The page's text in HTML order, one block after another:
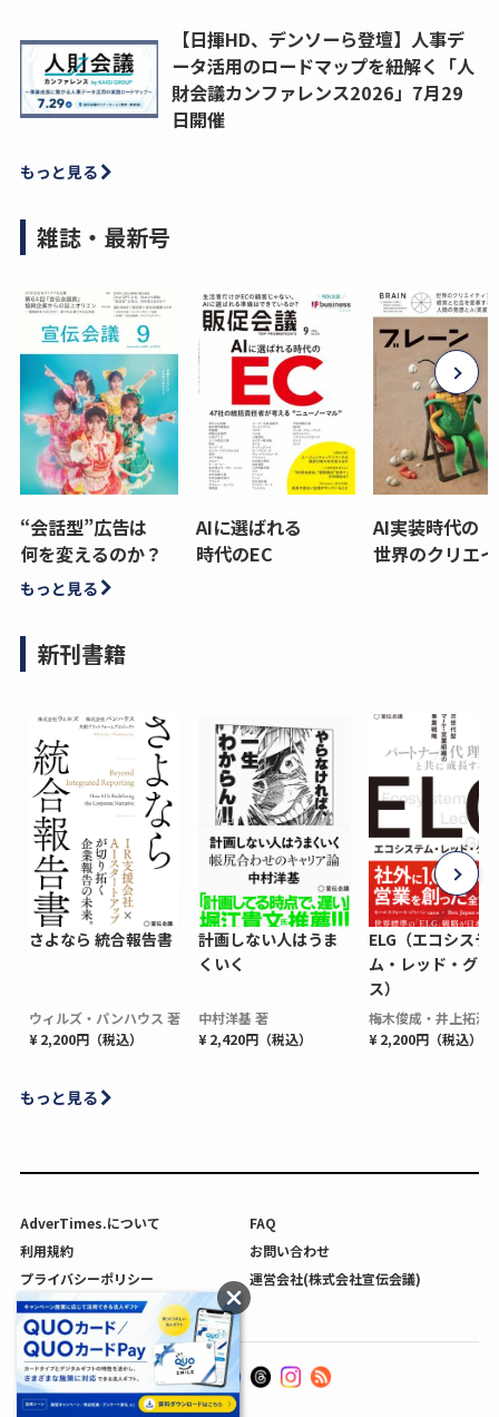
【日揮HD、デンソーら登壇】人事デ
ータ活用のロードマップを紐解く「人
財会議カンファレンス2026」7月29
日開催
もっと見る
雑誌・最新号
“会話型”広告は
何を変えるのか？
AIに選ばれる
時代のEC
AI実装時代の
世界のクリエ
もっと見る
新刊書籍
さよなら 統合報告書
ウィルズ・パンハウス 著
¥ 2,200円（税込）
計画しない人はうま
くいく
中村洋基 著
¥ 2,420円（税込）
ELG（エコシステ
ム・レッド・グロ
ス）
梅木俊成・井上拓海
¥ 2,200円（税込）
もっと見る
AdverTimes.について
FAQ
利用規約
お問い合わせ
プライバシーポリシー
運営会社(株式会社宣伝会議)
利用者情報の外部送信について